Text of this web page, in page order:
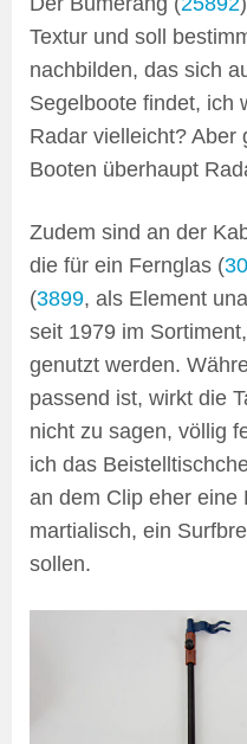
Textur und soll
nachbilden, das sich
Segelboote findet, ich
Radar vielleicht? Aber
Booten überhaupt
Zudem sind an der
die für ein Fernglas (
(3899, als Element
seit 1979 im
genutzt werden.
passend ist, wirkt die
nicht zu sagen, völlig
ich das
an dem Clip eher eine
martialisch, ein
sollen.